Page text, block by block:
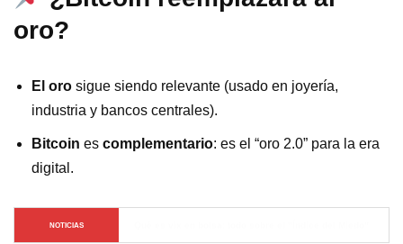
oro?
El oro sigue siendo relevante (usado en joyería,
industria y bancos centrales).
Bitcoin es complementario: es el “oro 2.0” para la era
digital.
NOTICIAS